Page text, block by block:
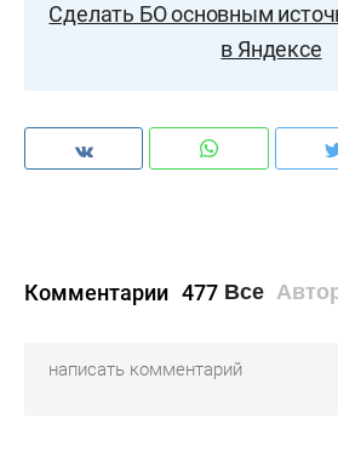
Сделать БО основным
в Яндексе
Комментарии 477 Все